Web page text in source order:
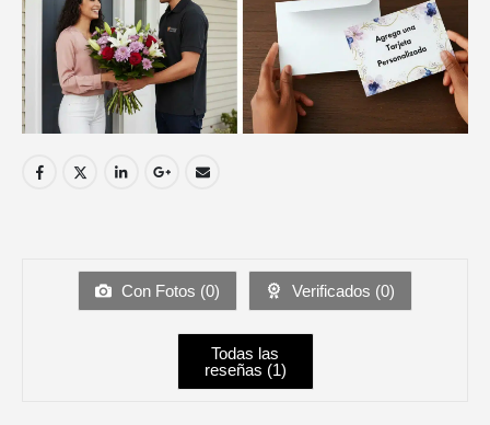
Con Fotos (0) Verificados (0)
Todas las
reseñas (1)